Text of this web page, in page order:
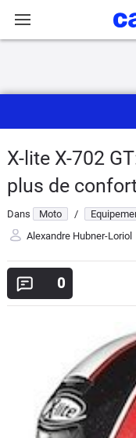
Actu
Essais
Equipement
Avis
Marques
X-lite X-702
plus de
Dans Moto /
Alexandre Hubner-Loriol
0